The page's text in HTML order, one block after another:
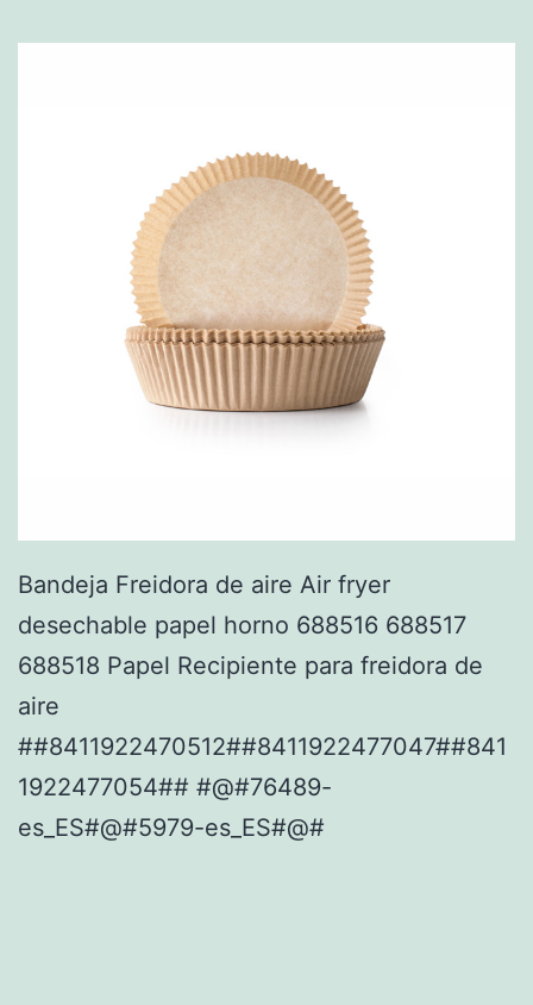
Bandeja Freidora de aire Air fryer
desechable papel horno 688516 688517
688518 Papel Recipiente para freidora de
aire
##8411922470512##8411922477047##841
1922477054## #@#76489-
es_ES#@#5979-es_ES#@#